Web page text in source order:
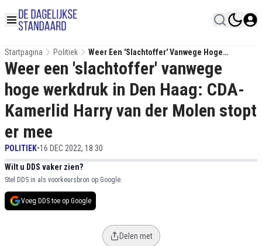
Startpagina Politiek
Weer Een 'slachtoffer' Vanwege Hoge
Werkdruk In Den Haag: CDA-Kamerlid Harry Van
Der Molen Stopt Er Mee
Weer een 'slachtoffer' vanwege
hoge werkdruk in Den Haag: CDA-
Kamerlid Harry van der Molen stopt
er mee
POLITIEK•16 DEC 2022, 18:30
Wilt u DDS vaker zien?
Stel DDS in als voorkeursbron op Google.
Voeg DDS toe op Google
Delen met